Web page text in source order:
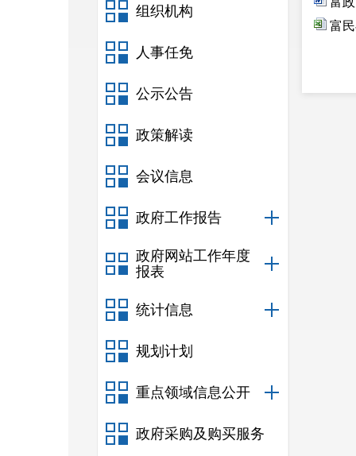
组织机构
人事任免
公示公告
政策解读
会议信息
政府工作报告
政府网站工作年度
报表
统计信息
规划计划
重点领域信息公开
政府采购及购买服务
富